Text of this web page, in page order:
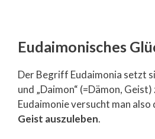
Eudaimonisches
Der Begriff Eudaimonia setzt
und „Daimon“ (=Dämon,
Eudaimonie versucht man also
Geist auszuleben.